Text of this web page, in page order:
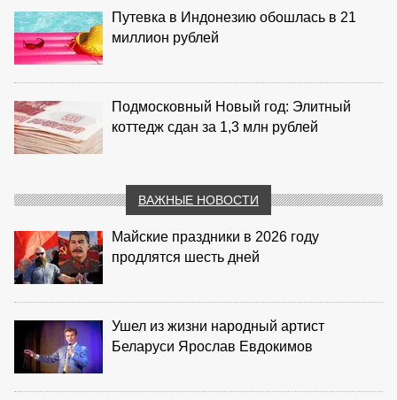
Путевка в Индонезию обошлась в 21
миллион рублей
Подмосковный Новый год: Элитный
коттедж сдан за 1,3 млн рублей
ВАЖНЫЕ НОВОСТИ
Майские праздники в 2026 году
продлятся шесть дней
Ушел из жизни народный артист
Беларуси Ярослав Евдокимов